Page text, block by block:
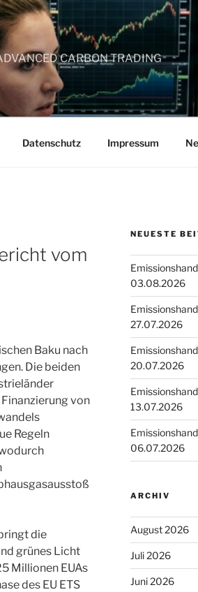
CARBON TRADING
Datenschutz Impressum
vom
Baku nach
Die beiden
von
Regeln
die
grünes Licht
Millionen EUAs
des EU ETS
NEUESTE
03.08.2026
27.07.2026
20.07.2026
13.07.2026
06.07.2026
ARCHIV
August 2026
Juli 2026
Juni 2026